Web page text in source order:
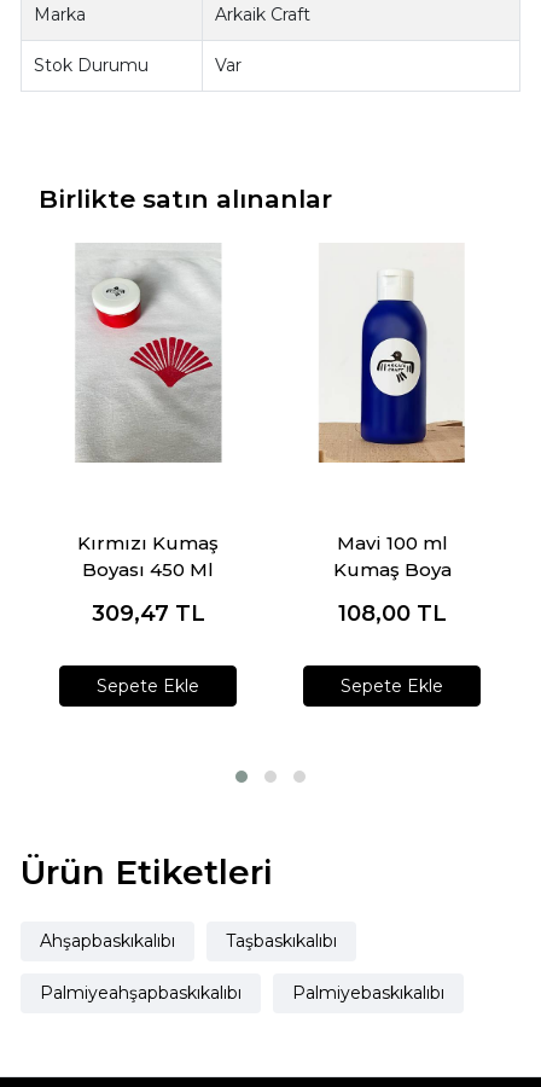
Marka Arkaik Craft
Stok Durumu Var
Birlikte satın alınanlar
Kırmızı Kumaş
Boyası 450 Ml
309,47 TL
Sepete Ekle
Mavi 100 ml
Kumaş Boya
108,00 TL
Sepete Ekle
Ürün Etiketleri
Ahşapbaskıkalıbı Taşbaskıkalıbı
Palmiyeahşapbaskıkalıbı Palmiyebaskıkalıbı